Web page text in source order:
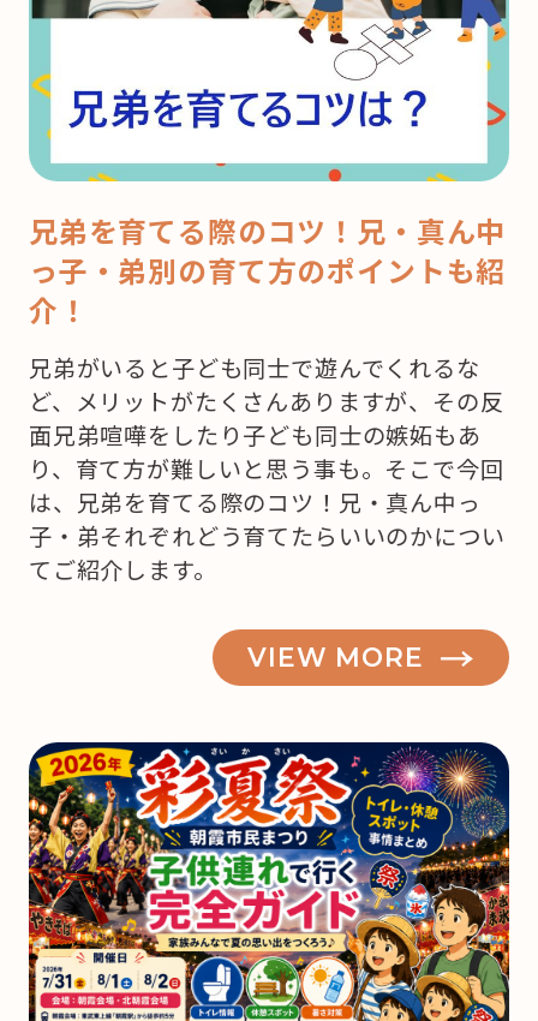
兄弟を育てる際のコツ！兄・真ん中
っ子・弟別の育て方のポイントも紹
介！
兄弟がいると子ども同士で遊んでくれるな
ど、メリットがたくさんありますが、その反
面兄弟喧嘩をしたり子ども同士の嫉妬もあ
り、育て方が難しいと思う事も。そこで今回
は、兄弟を育てる際のコツ！兄・真ん中っ
子・弟それぞれどう育てたらいいのかについ
てご紹介します。
VIEW MORE